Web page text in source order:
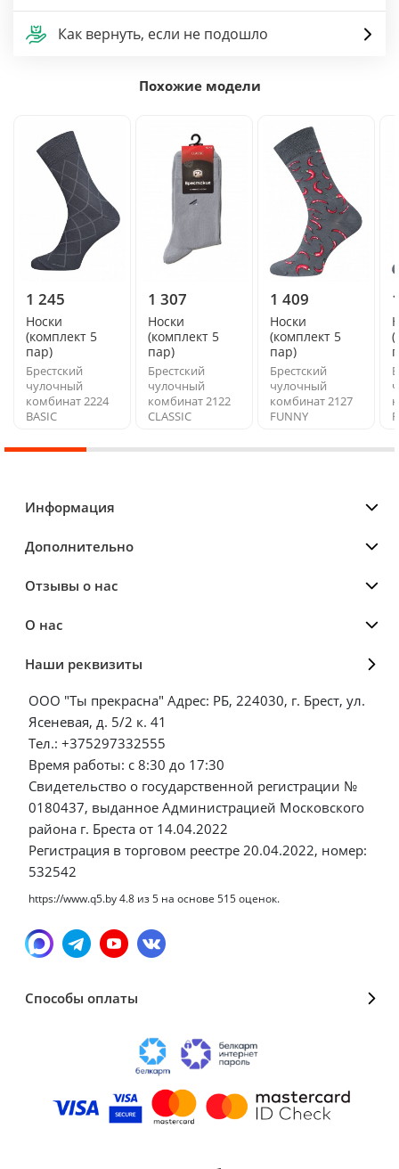
Как вернуть, если не подошло
Похожие модели
1 245
Носки
(комплект 5
пар)
Брестский
чулочный
комбинат 2224
BASIC
1 307
Носки
(комплект 5
пар)
Брестский
чулочный
комбинат 2122
CLASSIC
1 409
Носки
(комплект 5
пар)
Брестский
чулочный
комбинат 2127
FUNNY
Информация
Дополнительно
Отзывы о нас
О нас
Наши реквизиты
ООО "Ты прекрасна" Адрес: РБ, 224030, г. Брест, ул.
Ясеневая, д. 5/2 к. 41
Тел.: +375297332555
Время работы: с 8:30 до 17:30
Свидетельство о государственной регистрации №
0180437, выданное Администрацией Московского
района г. Бреста от 14.04.2022
Регистрация в торговом реестре 20.04.2022, номер:
532542
https://www.q5.by4.8 из5 на основе 515оценок.
Способы оплаты